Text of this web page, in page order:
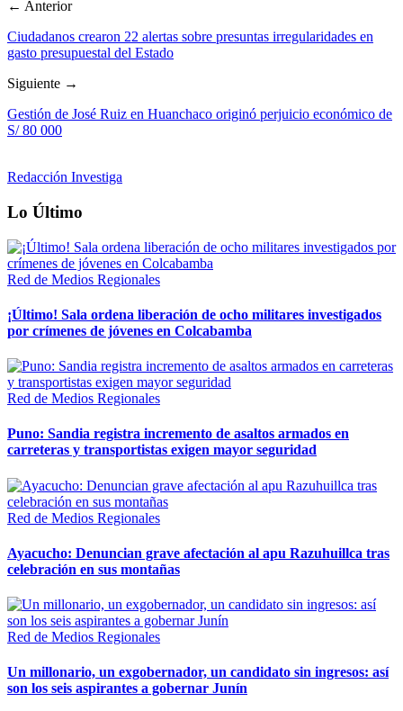
← Anterior
Ciudadanos crearon 22 alertas sobre presuntas irregularidades en
gasto presupuestal del Estado
Siguiente →
Gestión de José Ruiz en Huanchaco originó perjuicio económico de
S/ 80 000
Redacción Investiga
Lo Último
Red de Medios Regionales
¡Último! Sala ordena liberación de ocho militares investigados
por crímenes de jóvenes en Colcabamba
Red de Medios Regionales
Puno: Sandia registra incremento de asaltos armados en
carreteras y transportistas exigen mayor seguridad
Red de Medios Regionales
Ayacucho: Denuncian grave afectación al apu Razuhuillca tras
celebración en sus montañas
Red de Medios Regionales
Un millonario, un exgobernador, un candidato sin ingresos: así
son los seis aspirantes a gobernar Junín